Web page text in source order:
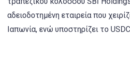
αδειοδοτημένη εταιρεία που
Ιαπωνία, ενώ υποστηρίζει το